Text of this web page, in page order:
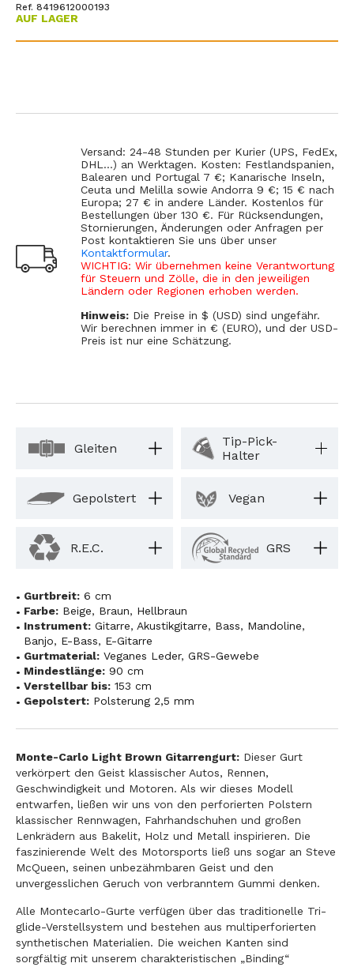
Ref. 8419612000193
AUF LAGER
Versand: 24-48 Stunden per Kurier (UPS, FedEx,
DHL...) an Werktagen. Kosten: Festlandspanien,
Balearen und Portugal 7 €; Kanarische Inseln,
Ceuta und Melilla sowie Andorra 9 €; 15 € nach
Europa; 27 € in andere Länder. Kostenlos für
Bestellungen über 130 €. Für Rücksendungen,
Stornierungen, Änderungen oder Anfragen per
Post kontaktieren Sie uns über unser
Kontaktformular.
WICHTIG: Wir übernehmen keine Verantwortung
für Steuern und Zölle, die in den jeweiligen
Ländern oder Regionen erhoben werden.
Hinweis: Die Preise in $ (USD) sind ungefähr.
Wir berechnen immer in € (EURO), und der USD-
Preis ist nur eine Schätzung.
Gleiten
Tip-Pick-
Halter
Gepolstert Vegan
R.E.C. GRS
Gurtbreit: 6 cm
Farbe: Beige, Braun, Hellbraun
Instrument: Gitarre, Akustikgitarre, Bass, Mandoline,
Banjo, E-Bass, E-Gitarre
Gurtmaterial: Veganes Leder, GRS-Gewebe
Mindestlänge: 90 cm
Verstellbar bis: 153 cm
Gepolstert: Polsterung 2,5 mm
Monte-Carlo Light Brown Gitarrengurt: Dieser Gurt
verkörpert den Geist klassischer Autos, Rennen,
Geschwindigkeit und Motoren. Als wir dieses Modell
entwarfen, ließen wir uns von den perforierten Polstern
klassischer Rennwagen, Fahrhandschuhen und großen
Lenkrädern aus Bakelit, Holz und Metall inspirieren. Die
faszinierende Welt des Motorsports ließ uns sogar an Steve
McQueen, seinen unbezähmbaren Geist und den
unvergesslichen Geruch von verbranntem Gummi denken.
Alle Montecarlo-Gurte verfügen über das traditionelle Tri-
glide-Verstellsystem und bestehen aus multiperforierten
synthetischen Materialien. Die weichen Kanten sind
sorgfältig mit unserem charakteristischen „Binding“